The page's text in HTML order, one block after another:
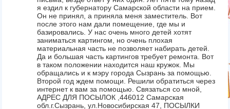
я ездил к губернатору Самарской области на прием.
Он не принял, а приняла меня заместитель. Вот
после этого нам дали помещение, где мы и
базировались. У нас очень много детей хотят
заниматься картингом, но очень плохая
материальная часть не позволяет набирать детей.
Да и большая часть картингов требует ремонта. Вот
в таком положении находится наш кружок. Мы
обращались и к мэру города Сызрань за помощью.
Второй год ждем помощи. Решили обратиться через
интернет к вам за помощью. Связаться со мной,
АДРЕС ДЛЯ ПОСЫЛОК ,446012 Самарская
обл.г.Сызрань, ул.Новосибирская 47, ПОСЫЛКИ